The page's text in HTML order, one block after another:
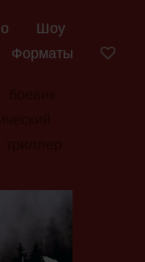
Шоу
Форматы